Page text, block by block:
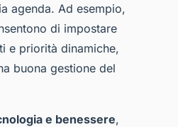
agenda. Ad esempio,
di impostare
e priorità dinamiche,
buona gestione del
e benessere,